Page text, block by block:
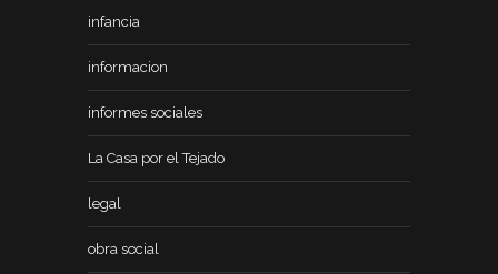
infancia
informacion
informes sociales
La Casa por el Tejado
legal
obra social